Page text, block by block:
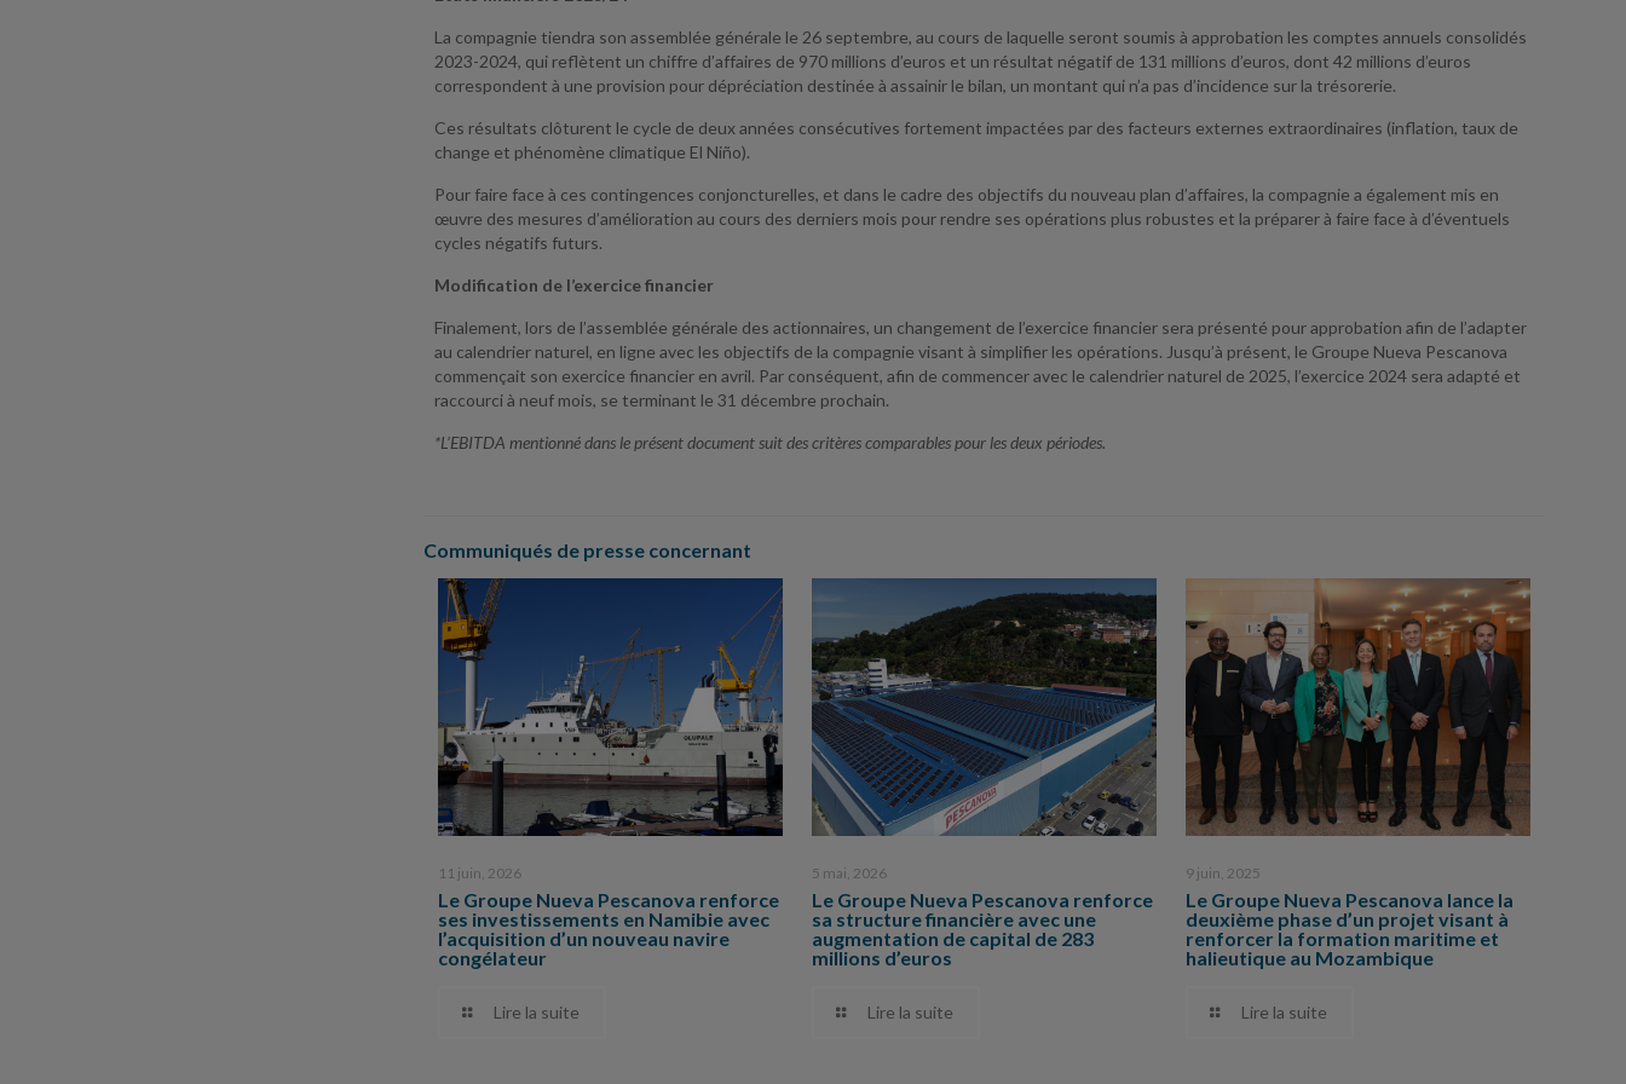
La compagnie tiendra son assemblée générale le 26 septembre, au cours de laquelle seront soumis à approbation les comptes annuels consolidés
2023-2024, qui reflètent un chiffre d’affaires de 970 millions d’euros et un résultat négatif de 131 millions d’euros, dont 42 millions d’euros
correspondent à une provision pour dépréciation destinée à assainir le bilan, un montant qui n’a pas d’incidence sur la trésorerie.
Ces résultats clôturent le cycle de deux années consécutives fortement impactées par des facteurs externes extraordinaires (inflation, taux de
change et phénomène climatique El Niño).
Pour faire face à ces contingences conjoncturelles, et dans le cadre des objectifs du nouveau plan d’affaires, la compagnie a également mis en
œuvre des mesures d’amélioration au cours des derniers mois pour rendre ses opérations plus robustes et la préparer à faire face à d’éventuels
cycles négatifs futurs.
Modification de l’exercice financier
Finalement, lors de l’assemblée générale des actionnaires, un changement de l’exercice financier sera présenté pour approbation afin de l’adapter
au calendrier naturel, en ligne avec les objectifs de la compagnie visant à simplifier les opérations. Jusqu’à présent, le Groupe Nueva Pescanova
commençait son exercice financier en avril. Par conséquent, afin de commencer avec le calendrier naturel de 2025, l’exercice 2024 sera adapté et
raccourci à neuf mois, se terminant le 31 décembre prochain.
*L’EBITDA mentionné dans le présent document suit des critères comparables pour les deux périodes.
Communiqués de presse concernant
11 juin, 2026
Le Groupe Nueva Pescanova renforce
ses investissements en Namibie avec
l’acquisition d’un nouveau navire
congélateur
Lire la suite
5 mai, 2026
Le Groupe Nueva Pescanova renforce
sa structure financière avec une
augmentation de capital de 283
millions d’euros
Lire la suite
9 juin, 2025
Le Groupe Nueva Pescanova lance la
deuxième phase d’un projet visant à
renforcer la formation maritime et
halieutique au Mozambique
Lire la suite